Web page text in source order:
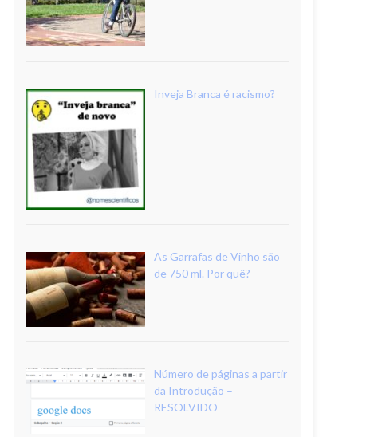
Inveja Branca é racismo?
As Garrafas de Vinho são
de 750 ml. Por quê?
Número de páginas a partir
da Introdução –
RESOLVIDO